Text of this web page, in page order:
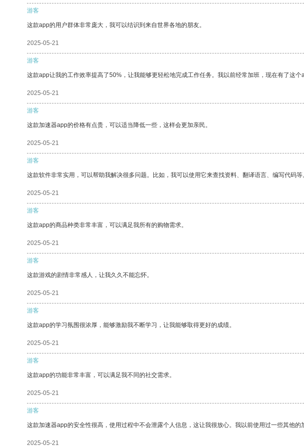
游客
这款app的用户群体非常庞大，我可以结识到来自世界各地的朋友。
2025-05-21
游客
这款app让我的工作效率提高了50%，让我能够更轻松地完成工作任务。我以前经常加班，现在有了这个
2025-05-21
游客
这款加速器app的价格有点贵，可以适当降低一些，这样会更加亲民。
2025-05-21
游客
这款软件非常实用，可以帮助我解决很多问题。比如，我可以使用它来查找资料、翻译语言、编写代码等
2025-05-21
游客
这款app的商品种类非常丰富，可以满足我所有的购物需求。
2025-05-21
游客
这款游戏的剧情非常感人，让我久久不能忘怀。
2025-05-21
游客
这款app的学习氛围很浓厚，能够激励我不断学习，让我能够取得更好的成绩。
2025-05-21
游客
这款app的功能非常丰富，可以满足我不同的社交需求。
2025-05-21
游客
这款加速器app的安全性很高，使用过程中不会泄露个人信息，这让我很放心。我以前使用过一些其他
2025-05-21